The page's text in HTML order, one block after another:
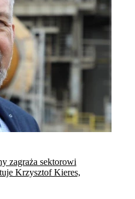
zagraża sektorowi
Krzysztof Kieres,